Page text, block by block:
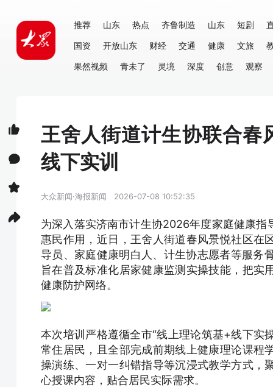
推荐 山东 热点 齐鲁制造 山东 短剧
国资
开放山东 财经 交通 健康 文旅
果然视频
青未了 灵境 深度 创意 观察
王舍人街道计生协联合春
线下实训
大众新闻·海报新闻 2026-07-08 10:52:35
为深入落实济南市计生协2026年度家庭健康
惠民作用，近日，王舍人街道春风景悦社区在
导员、家庭健康明白人、计生协志愿者等服务
旨在普及标准化居家健康监测实操技能，把实
健康防护网络。
本次培训严格遵循全市“线上理论筑基+线下实
常住居民，且全部完成前期线上健康理论课程
操演练、一对一纠错指导等沉浸式教学方式，
心授课内容，贴合居民实际需求。